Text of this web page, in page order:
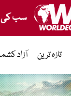
سب کی
تازہ ترین آزاد